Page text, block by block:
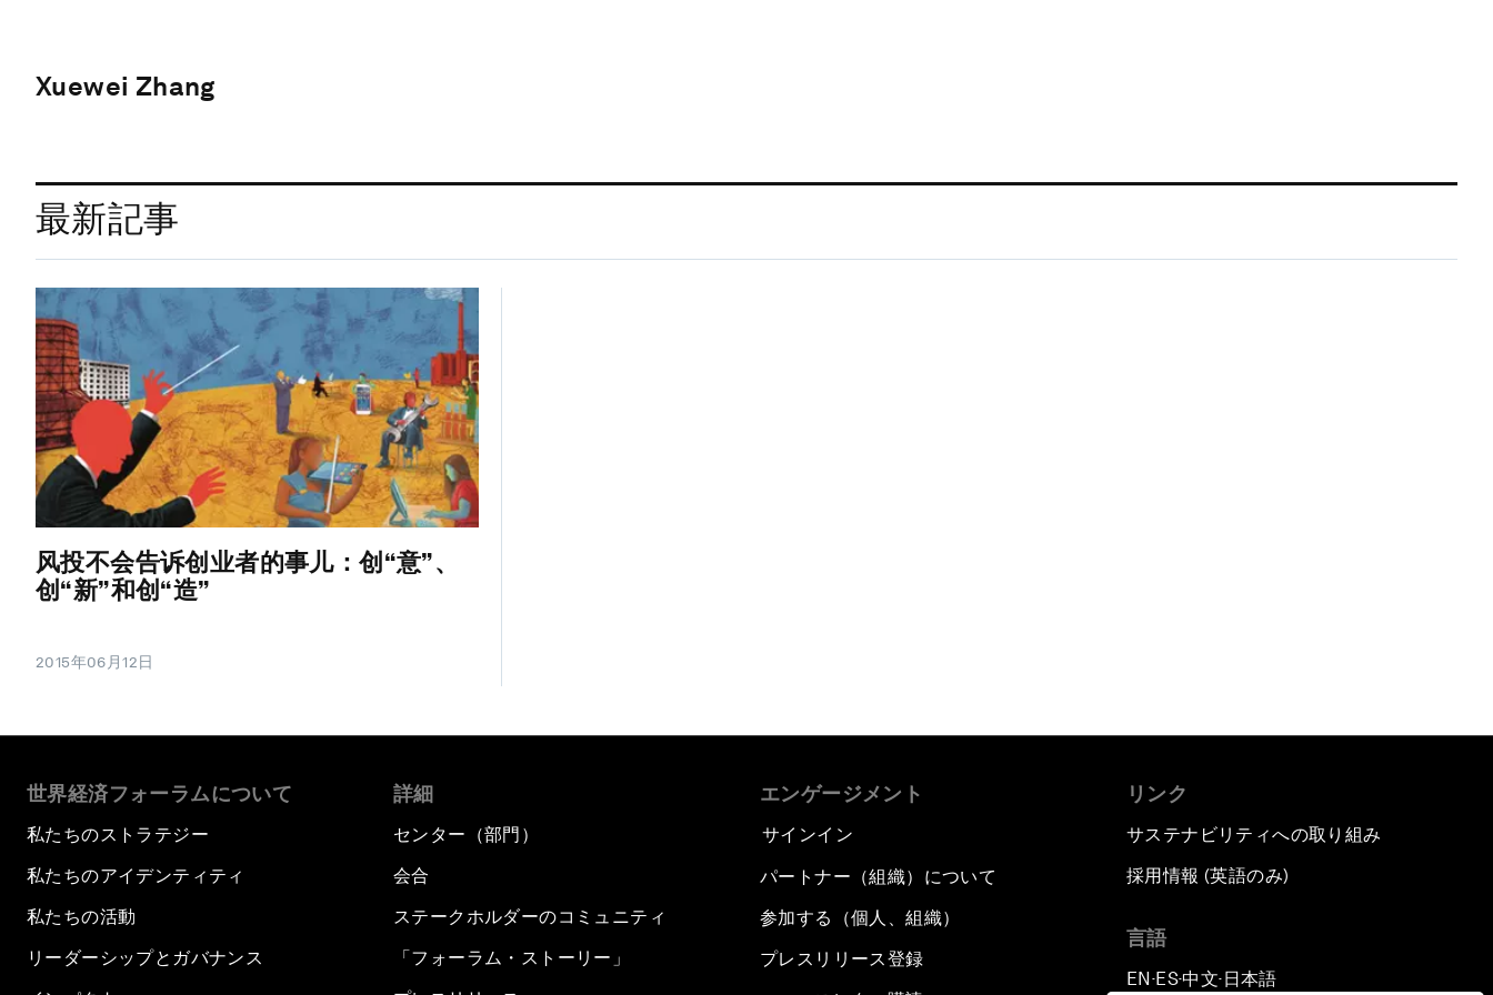
Xuewei Zhang
最新記事
风投不会告诉创业者的事儿：创“意”、
创“新”和创“造”
2015年06月12日
世界経済フォーラムについて
私たちのストラテジー
私たちのアイデンティティ
私たちの活動
リーダーシップとガバナンス
詳細
センター（部門）
会合
ステークホルダーのコミュニティ
「フォーラム・ストーリー」
エンゲージメント
サインイン
パートナー（組織）について
参加する（個人、組織）
プレスリリース登録
リンク
サステナビリティへの取り組み
採用情報 (英語のみ)
言語
EN ▪ES▪中文▪ 日本語